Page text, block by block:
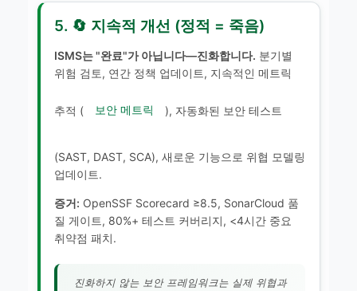
5. 🔄 지속적 개선 (정적 = 죽음)
ISMS는 "완료"가 아닙니다—진화합니다. 분기별
위험 검토, 연간 정책 업데이트, 지속적인 메트릭
추적 ( 보안 메트릭 ), 자동화된 보안 테스트
(SAST, DAST, SCA), 새로운 기능으로 위협 모델링
업데이트.
증거: OpenSSF Scorecard ≥8.5, SonarCloud 품
질 게이트, 80%+ 테스트 커버리지, <4시간 중요
취약점 패치.
진화하지 않는 보안 프레임워크는 실제 위협과